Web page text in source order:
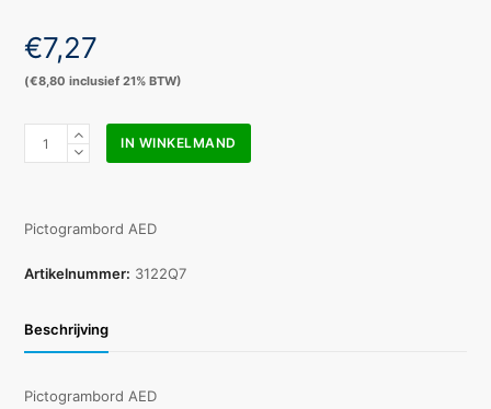
€7,27
(€8,80 inclusief 21% BTW)
Pictogram
aantal
IN WINKELMAND
Pictogrambord AED
Artikelnummer: 3122Q7
Beschrijving
Pictogrambord AED